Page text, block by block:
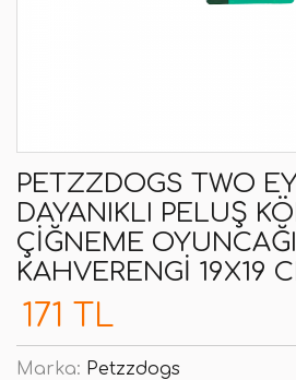
PETZZDOGS TWO
DAYANIKLI PELUŞ
ÇIĞNEME OYUNCAĞI
KAHVERENGI 19X19
171 TL
Marka: Petzzdogs